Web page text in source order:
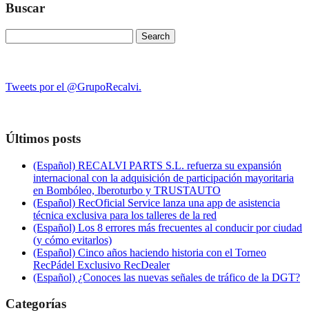
Buscar
for:
Tweets por el @GrupoRecalvi.
Últimos posts
(Español) RECALVI PARTS S.L. refuerza su expansión
internacional con la adquisición de participación mayoritaria
en Bombóleo, Iberoturbo y TRUSTAUTO
(Español) RecOficial Service lanza una app de asistencia
técnica exclusiva para los talleres de la red
(Español) Los 8 errores más frecuentes al conducir por ciudad
(y cómo evitarlos)
(Español) Cinco años haciendo historia con el Torneo
RecPádel Exclusivo RecDealer
(Español) ¿Conoces las nuevas señales de tráfico de la DGT?
Categorías